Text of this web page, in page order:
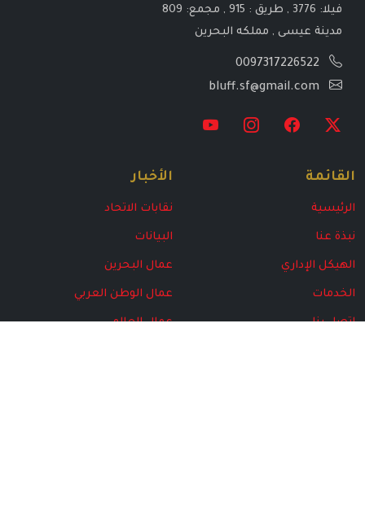
فيلا: 3776 , طريق : 915 , مجمع: 809
مدينة عيسى , مملكه البحرين
0097317226522
bluff.sf@gmail.com
القائمة
الرئيسية
نبذة عنا
الهيكل الإداري
الخدمات
اتصل بنا
الأخبار
نقابات الاتحاد
البيانات
عمال البحرين
عمال الوطن العربي
عمال العالم